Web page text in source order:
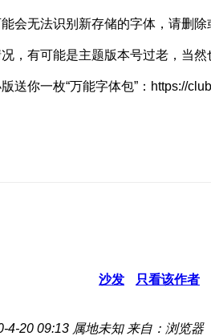
会无法识别新存储的字体，请删
，有可能是主题版本号过老，当
你一枚“万能字体包”：https://
沙发 只看该作者
4-20 09:13 属地未知 来自：浏览器